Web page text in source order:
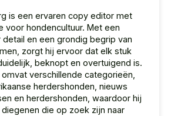
is een ervaren copy editor met
voor hondencultuur. Met een
en een grondig begrip van
zorgt hij ervoor dat elk stuk
beknopt en overtuigend is.
verschillende categorieën,
herdershonden, nieuws
en herdershonden, waardoor hij
die op zoek zijn naar